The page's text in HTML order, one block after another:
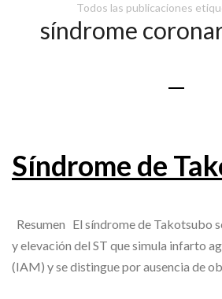
Todos las publicaciones
síndrome
Síndrome de
Resumen El síndrome de Takotsubo
y elevación del ST que simula infarto
(IAM) y se distingue por ausencia de